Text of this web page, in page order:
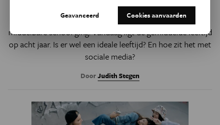
Enkele jaren geleden was het nog gangbaar om je kind een
smartphone te geven op het moment dat die naar de
middelbare school ging. Vandaag ligt de gemiddelde leeftijd
op acht jaar. Is er wel een ideale leeftijd? En hoe zit het met
sociale media?
DoorJudith Stegen
Geavanceerd Cookies aanvaarden